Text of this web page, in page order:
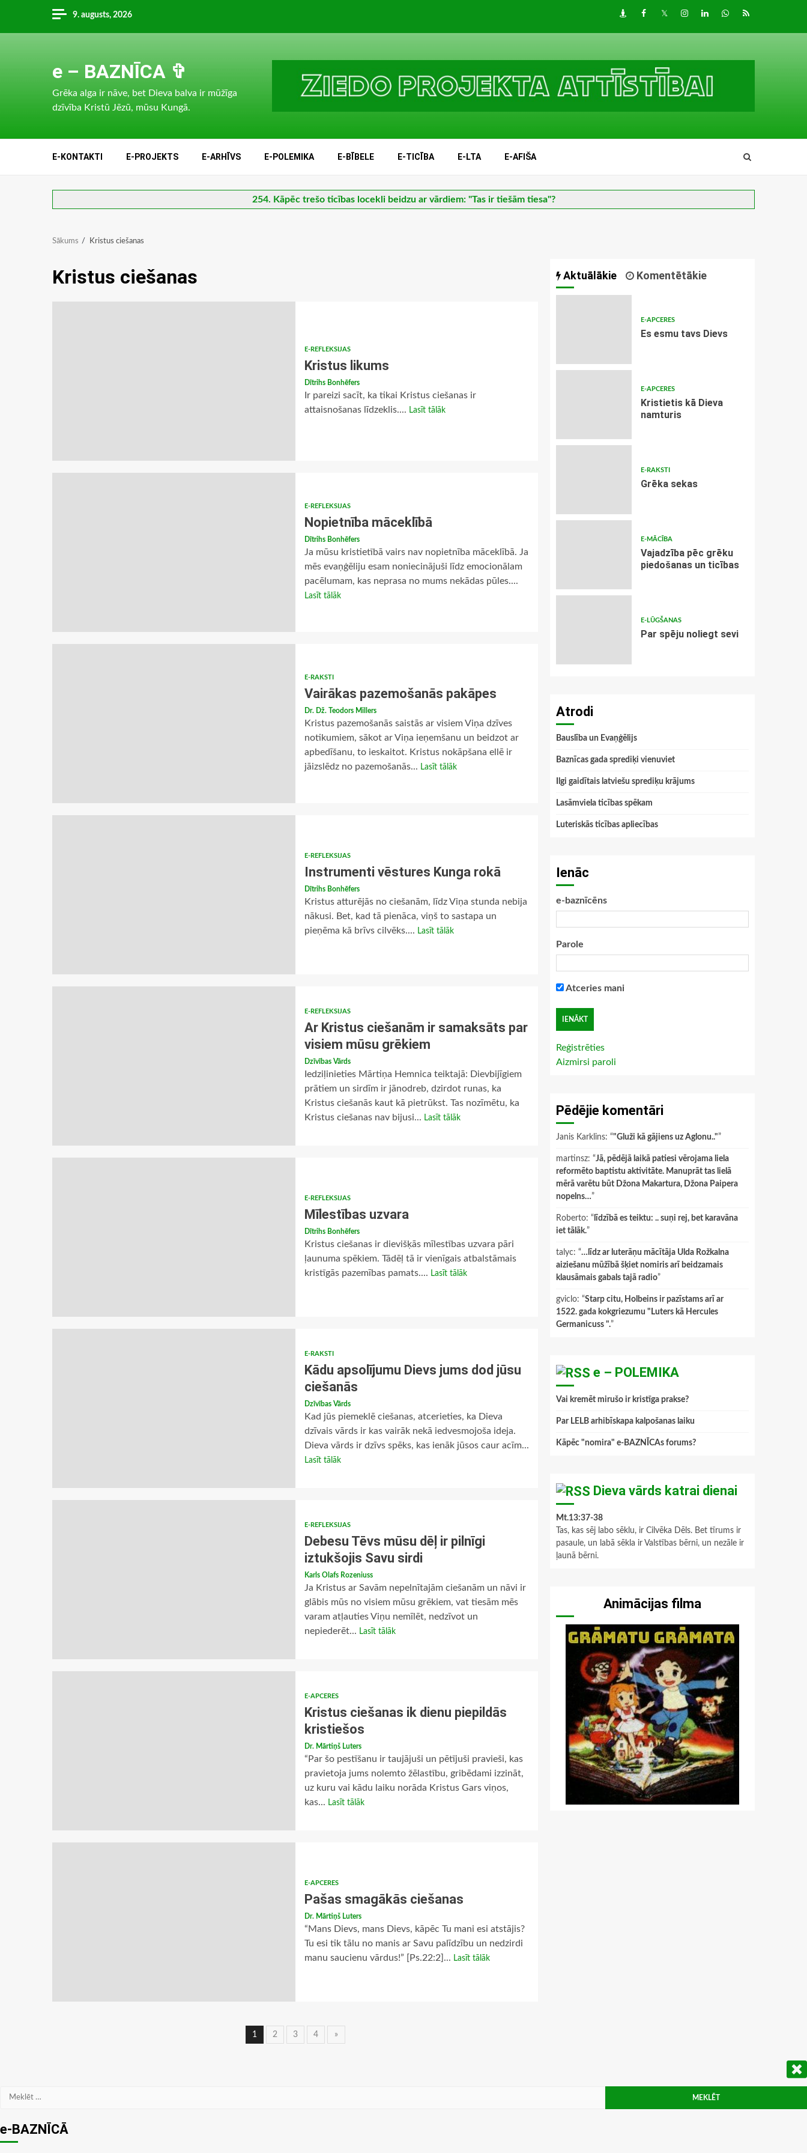
content
9. augusts, 2026 DraugiemFacebook
TwitterInstagram
LinkedInwhatsapp
RSS
e – BAZNĪCA ✞
Grēka alga ir nāve, bet Dieva balva ir mūžīga
dzīvība Kristū Jēzū, mūsu Kungā.
E-KONTAKTI E-PROJEKTS E-ARHĪVS E-POLEMIKA E-BĪBELE E-TICĪBA E-LTA E-AFIŠA
254. Kāpēc trešo ticības locekli beidzu ar vārdiem: "Tas ir tiešām tiesa"?
Sākums Kristus ciešanas
Kristus ciešanas
E-REFLEKSIJAS
Kristus likums
Dītrihs Bonhēfers
Ir pareizi sacīt, ka tikai Kristus ciešanas ir
attaisnošanas līdzeklis.... Lasīt tālāk
E-REFLEKSIJAS
Nopietnība māceklībā
Dītrihs Bonhēfers
Ja mūsu kristietībā vairs nav nopietnība māceklībā. Ja
mēs evaņģēliju esam noniecinājuši līdz emocionālam
pacēlumam, kas neprasa no mums nekādas pūles....
Lasīt tālāk
E-RAKSTI
Vairākas pazemošanās pakāpes
Dr. Dž. Teodors Millers
Kristus pazemošanās saistās ar visiem Viņa dzīves
notikumiem, sākot ar Viņa ieņemšanu un beidzot ar
apbedīšanu, to ieskaitot. Kristus nokāpšana ellē ir
jāizslēdz no pazemošanās... Lasīt tālāk
E-REFLEKSIJAS
Instrumenti vēstures Kunga rokā
Dītrihs Bonhēfers
Kristus atturējās no ciešanām, līdz Viņa stunda nebija
nākusi. Bet, kad tā pienāca, viņš to sastapa un
pieņēma kā brīvs cilvēks.... Lasīt tālāk
E-REFLEKSIJAS
Ar Kristus ciešanām ir samaksāts par
visiem mūsu grēkiem
Dzīvības Vārds
Iedziļinieties Mārtiņa Hemnica teiktajā: Dievbijīgiem
prātiem un sirdīm ir jānodreb, dzirdot runas, ka
Kristus ciešanās kaut kā pietrūkst. Tas nozīmētu, ka
Kristus ciešanas nav bijusi... Lasīt tālāk
E-REFLEKSIJAS
Mīlestības uzvara
Dītrihs Bonhēfers
Kristus ciešanas ir dievišķās mīlestības uzvara pāri
ļaunuma spēkiem. Tādēļ tā ir vienīgais atbalstāmais
kristīgās pazemības pamats.... Lasīt tālāk
E-RAKSTI
Kādu apsolījumu Dievs jums dod jūsu
ciešanās
Dzīvības Vārds
Kad jūs piemeklē ciešanas, atcerieties, ka Dieva
dzīvais vārds ir kas vairāk nekā iedvesmojoša ideja.
Dieva vārds ir dzīvs spēks, kas ienāk jūsos caur acīm...
Lasīt tālāk
E-REFLEKSIJAS
Debesu Tēvs mūsu dēļ ir pilnīgi
iztukšojis Savu sirdi
Karls Olafs Rozeniuss
Ja Kristus ar Savām nepelnītajām ciešanām un nāvi ir
glābis mūs no visiem mūsu grēkiem, vat tiesām mēs
varam atļauties Viņu nemīlēt, nedzīvot un
nepiederēt... Lasīt tālāk
E-APCERES
Kristus ciešanas ik dienu piepildās
kristiešos
Dr. Mārtiņš Luters
“Par šo pestīšanu ir taujājuši un pētījuši pravieši, kas
pravietoja jums nolemto žēlastību, gribēdami izzināt,
uz kuru vai kādu laiku norāda Kristus Gars viņos,
kas... Lasīt tālāk
E-APCERES
Pašas smagākās ciešanas
Dr. Mārtiņš Luters
“Mans Dievs, mans Dievs, kāpēc Tu mani esi atstājis?
Tu esi tik tālu no manis ar Savu palīdzību un nedzirdi
manu saucienu vārdus!” [Ps.22:2]... Lasīt tālāk
Ziņu
1 2 3 4 »
Aktuālākie Komentētākie
E-APCERES
Es esmu tavs Dievs
E-APCERES
Kristietis kā Dieva
namturis
E-RAKSTI
Grēka sekas
E-MĀCĪBA
Vajadzība pēc grēku
piedošanas un ticības
E-LŪGŠANAS
Par spēju noliegt sevi
Atrodi
Bauslība un Evaņģēlijs
Baznīcas gada sprediķi vienuviet
Ilgi gaidītais latviešu sprediķu krājums
Lasāmviela ticības spēkam
Luteriskās ticības apliecības
Ienāc
e-baznīcēns
Parole
Atceries mani
Reģistrēties
Aizmirsi paroli
Pēdējie komentāri
Janis Karklins: “"Gluži kā gājiens uz Aglonu.."”
martinsz: “Jā, pēdējā laikā patiesi vērojama liela
reformēto baptistu aktivitāte. Manuprāt tas lielā
mērā varētu būt Džona Makartura, Džona Paipera
nopelns…”
Roberto: “ līdzībā es teiktu: .. suņi rej, bet karavāna
iet tālāk.”
talyc: “…līdz ar luterāņu mācītāja Ulda Rožkalna
aiziešanu mūžībā šķiet nomiris arī beidzamais
klausāmais gabals tajā radio”
gviclo: “Starp citu, Holbeins ir pazīstams arī ar
1522. gada kokgriezumu "Luters kā Hercules
Germanicuss ".”
e – POLEMIKA
Vai kremēt mirušo ir kristīga prakse?
Par LELB arhibīskapa kalpošanas laiku
Kāpēc "nomira" e-BAZNĪCAs forums?
Dieva vārds katrai dienai
Mt.13:37-38
Tas, kas sēj labo sēklu, ir Cilvēka Dēls. Bet tīrums ir
pasaule, un labā sēkla ir Valstības bērni, un nezāle ir
ļaunā bērni.
Animācijas filma
Meklēt:
e-BAZNĪCĀ